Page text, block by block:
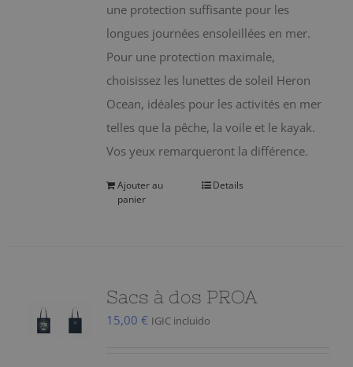
une protection suffisante pour les
longues journées ensoleillées en mer.
Pour une protection maximale,
choisissez les lunettes de soleil Heron
Ocean, idéales pour les activités en mer
telles que la pêche, la voile et le kayak.
Vos yeux remarqueront la différence.
Ajouter au
panier
Details
Sacs à dos PROA
15,00 € IGIC incluido